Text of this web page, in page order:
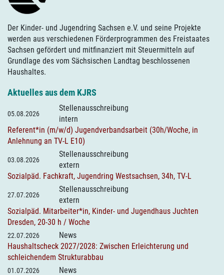
Der Kinder- und Jugendring Sachsen e.V. und seine Projekte
werden aus verschiedenen Förderprogrammen des Freistaates
Sachsen gefördert und mitfinanziert mit Steuermitteln auf
Grundlage des vom Sächsischen Landtag beschlossenen
Haushaltes.
Aktuelles aus dem KJRS
05.08.2026
Stellenausschreibung
intern
Referent*in (m/w/d) Jugendverbandsarbeit (30h/Woche, in
Anlehnung an TV-L E10)
03.08.2026
Stellenausschreibung
extern
Sozialpäd. Fachkraft, Jugendring Westsachsen, 34h, TV-L
27.07.2026
Stellenausschreibung
extern
Sozialpäd. Mitarbeiter*in, Kinder- und Jugendhaus Juchten
Dresden, 20-30 h / Woche
22.07.2026
News
Haushaltscheck 2027/2028: Zwischen Erleichterung und
schleichendem Strukturabbau
01.07.2026 News